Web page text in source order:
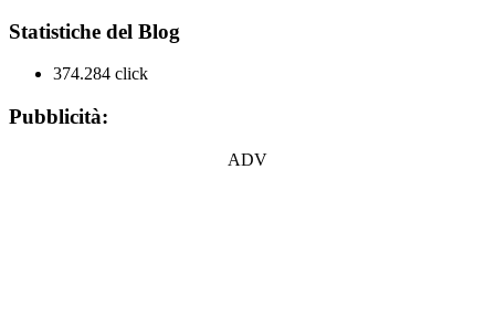
Statistiche del Blog
374.284 click
Pubblicità:
ADV